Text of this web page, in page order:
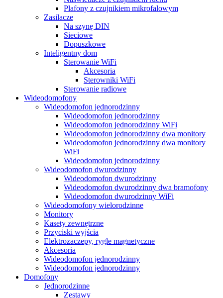
Plafony z czujnikiem mikrofalowym
Zasilacze
Na szynę DIN
Sieciowe
Dopuszkowe
Inteligentny dom
Sterowanie WiFi
Akcesoria
Sterowniki WiFi
Sterowanie radiowe
Wideodomofony
Wideodomofon jednorodzinny
Wideodomofon jednorodzinny
Wideodomofon jednorodzinny WiFi
Wideodomofon jednorodzinny dwa monitory
Wideodomofon jednorodzinny dwa monitory
WiFi
Wideodomofon jednorodzinny
Wideodomofon dwurodzinny
Wideodomofon dwurodzinny
Wideodomofon dwurodzinny dwa bramofony
Wideodomofon dwurodzinny WiFi
Wideodomofony wielorodzinne
Monitory
Kasety zewnętrzne
Przyciski wyjścia
Elektrozaczepy, rygle magnetyczne
Akcesoria
Wideodomofon jednorodzinny
Wideodomofon jednorodzinny
Domofony
Jednorodzinne
Zestawy